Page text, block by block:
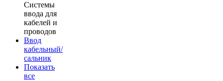
Системы
ввода для
кабелей и
проводов
Ввод
кабельный/
сальник
Показать
все